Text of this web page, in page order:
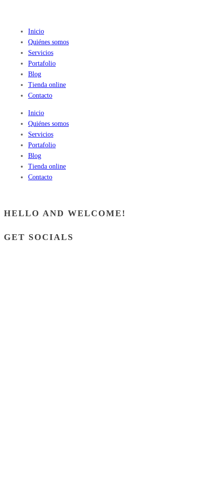
Inicio
Quiénes somos
Servicios
Portafolio
Blog
Tienda online
Contacto
Inicio
Quiénes somos
Servicios
Portafolio
Blog
Tienda online
Contacto
HELLO AND WELCOME!
GET SOCIALS